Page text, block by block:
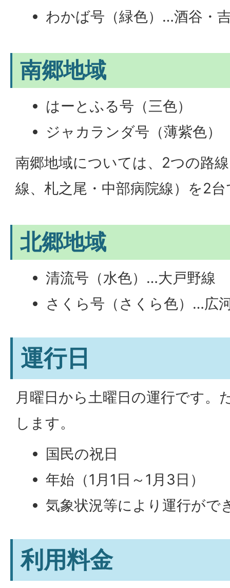
わかば号（緑色）…酒谷・
南郷地域
はーとふる号（三色）
ジャカランダ号（薄紫色）
南郷地域については、2つの路
線、札之尾・中部病院線）を2
北郷地域
清流号（水色）…大戸野線
さくら号（さくら色）…広
運行日
月曜日から土曜日の運行です。
します。
国民の祝日
年始（1月1日～1月3日）
気象状況等により運行がで
利用料金